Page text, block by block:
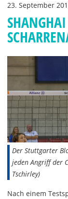
23. September
Der Stuttgarter
jeden Angriff der
Tschirley)
Nach einem